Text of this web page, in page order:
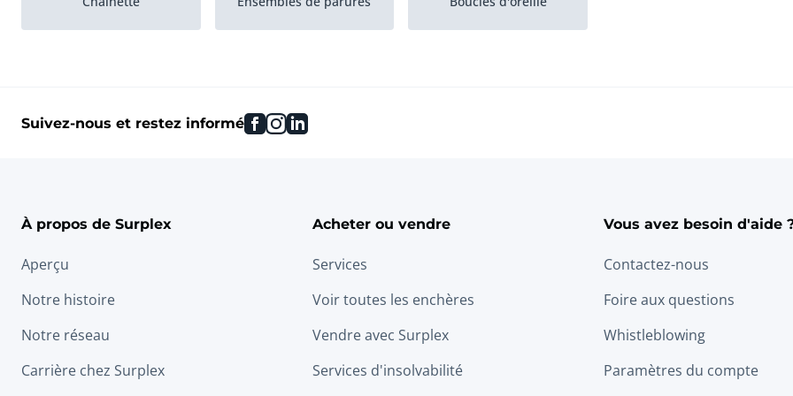
Suivez-nous et restez informé facebook
instagram
linkedin
À propos de Surplex
Aperçu
Notre histoire
Notre réseau
Carrière chez Surplex
Acheter ou vendre
Services
Voir toutes les enchères
Vendre avec Surplex
Services d'insolvabilité
Vous avez besoin d'aide
Contactez-nous
Foire aux questions
Whistleblowing
Paramètres du compte